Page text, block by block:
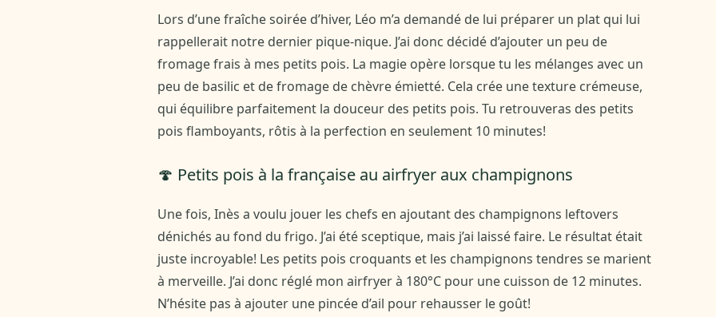
Lors d’une fraîche soirée d’hiver, Léo m’a demandé de lui préparer un plat qui lui
rappellerait notre dernier pique-nique. J’ai donc décidé d’ajouter un peu de
fromage frais à mes petits pois. La magie opère lorsque tu les mélanges avec un
peu de basilic et de fromage de chèvre émietté. Cela crée une texture crémeuse,
qui équilibre parfaitement la douceur des petits pois. Tu retrouveras des petits
pois flamboyants, rôtis à la perfection en seulement 10 minutes!
🍄 Petits pois à la française au airfryer aux champignons
Une fois, Inès a voulu jouer les chefs en ajoutant des champignons leftovers
dénichés au fond du frigo. J’ai été sceptique, mais j’ai laissé faire. Le résultat était
juste incroyable! Les petits pois croquants et les champignons tendres se marient
à merveille. J’ai donc réglé mon airfryer à 180°C pour une cuisson de 12 minutes.
N’hésite pas à ajouter une pincée d’ail pour rehausser le goût!